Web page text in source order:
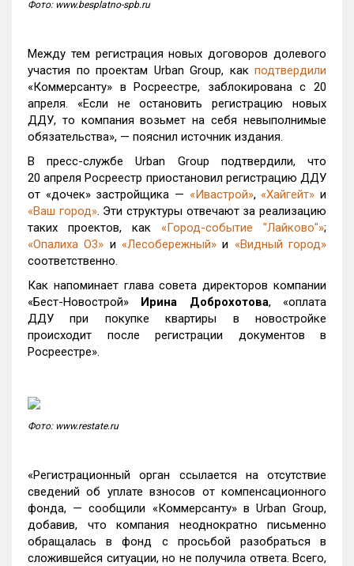
Фото: www.besplatno-spb.ru
Между тем регистрация новых договоров долевого
участия по проектам Urban Group, как подтвердили
«Коммерсанту» в Росреестре, заблокирована с 20
апреля. «Если не остановить регистрацию новых
ДДУ, то компания возьмет на себя невыполнимые
обязательства», — пояснил источник издания.
В пресс-службе Urban Group подтвердили, что
20 апреля Росреестр приостановил регистрацию ДДУ
от «дочек» застройщика — «Ивастрой», «Хайгейт» и
«Ваш город». Эти структуры отвечают за реализацию
таких проектов, как «Город-событие "Лайково"»;
«Опалиха О3» и «Лесобережный» и «Видный город»
соответственно.
Как напоминает глава совета директоров компании
«Бест-Новострой» Ирина Доброхотова, «оплата
ДДУ при покупке квартиры в новостройке
происходит после регистрации документов в
Росреестре».
Фото: www.restate.ru
«Регистрационный орган ссылается на отсутствие
сведений об уплате взносов от компенсационного
фонда, — сообщили «Коммерсанту» в Urban Group,
добавив, что компания неоднократно письменно
обращалась в фонд с просьбой разобраться в
сложившейся ситуации, но не получила ответа. Всего,